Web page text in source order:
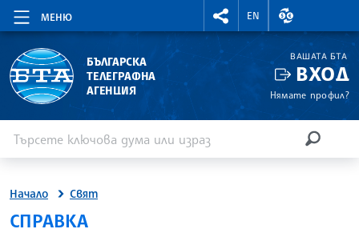
МЕНЮ
RIGHTMENU.SOCIAL
EN
ВАЛУТНИ
БЪЛГАРСКА
ТЕЛЕГРАФНА
АГЕНЦИЯ
ВАШАТА БТА
ВХОД
Нямате профил?
Начало Свят
СПРАВКА